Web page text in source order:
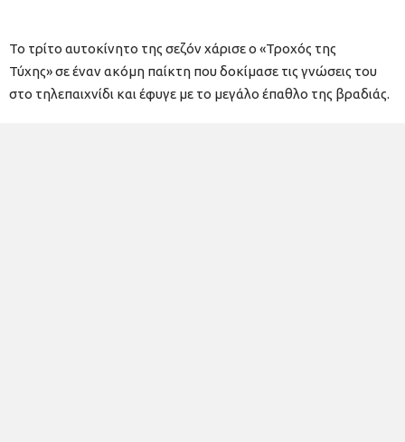
Το τρίτο αυτοκίνητο της σεζόν χάρισε ο «Τροχός της
Τύχης» σε έναν ακόμη παίκτη που δοκίμασε τις γνώσεις του
στο τηλεπαιχνίδι και έφυγε με το μεγάλο έπαθλο της βραδιάς.